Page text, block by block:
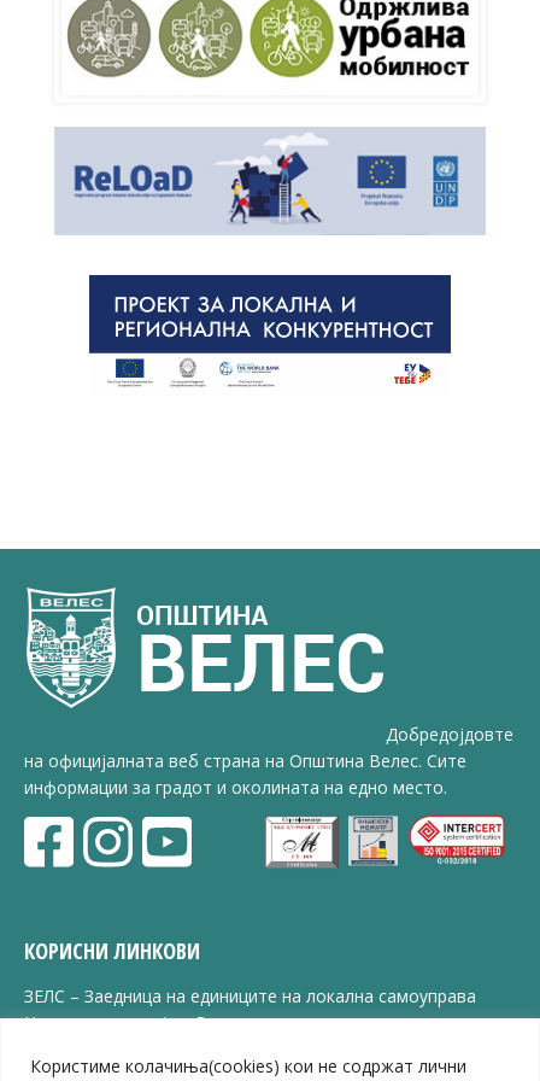
Користиме колачиња(cookies) кои не содржат лични
Добредојдовте
на официјалната веб страна на Општина Велес. Сите
информации за градот и околината на едно место.
КОРИСНИ ЛИНКОВИ
ЗЕЛС – Заедница на единиците на локална самоуправа
Центар за развој на Вардарски плански регион
ЈПССО „Парк – спорт и паркинзи“